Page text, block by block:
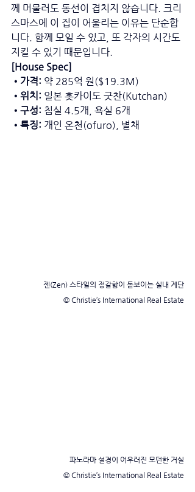
께 머물러도 동선이 겹치지 않습니다. 크리
스마스에 이 집이 어울리는 이유는 단순합
니다. 함께 모일 수 있고, 또 각자의 시간도
지킬 수 있기 때문입니다.
[House Spec]
•가격: 약 285억 원($19.3M)
•위치: 일본 홋카이도 굿찬(Kutchan)
•구성: 침실 4.5개, 욕실 6개
•특징: 개인 온천(ofuro), 별채
젠(Zen) 스타일의 정갈함이 돋보이는 실내 계단
© Christie’s International Real Estate
파노라마 설경이 어우러진 모던한 거실
© Christie’s International Real Estate